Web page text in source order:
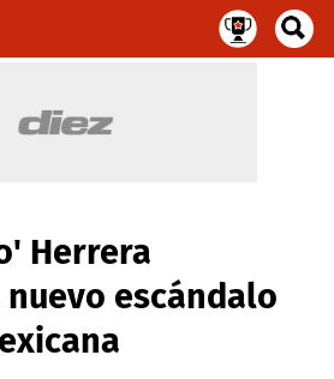
Herrera
escándalo